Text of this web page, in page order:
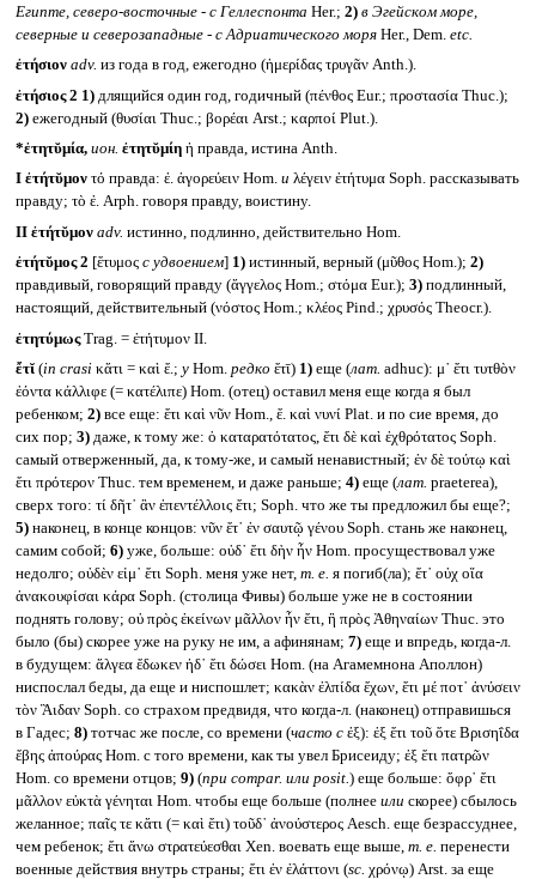
Египте, северо-восточные - с Геллеспонта Her.; 2) в Эгейском море,
северные и северозападные - с Адриатического моряHer., Dem. etc.
ἐτήσιον adv. из года в год, ежегодно (ἡμερίδας τρυγᾶν Anth.).
ἐτήσιος 2 1)длящийся один год, годичный (πένθος Eur.; προστασία Thuc.);
2)ежегодный (θυσίαι Thuc.; βορέαι Arst.; καρποί Plut.).
*ἐτητῠμία, ион. ἐτητῠμίη ἡ правда, истина Anth.
I ἐτήτῠμον τό правда: ἐ. ἀγορεύειν Hom. и λέγειν ἐτήτυμα Soph. рассказывать
правду; τὸ ἐ. Arph. говоря правду, воистину.
II ἐτήτῠμον adv. истинно, подлинно, действительно Hom.
ἐτήτῠμος 2 [ἔτυμος с удвоением] 1)истинный, верный (μῦθος Hom.); 2)
правдивый, говорящий правду (ἄγγελος Hom.; στόμα Eur.); 3)подлинный,
настоящий, действительный (νόστος Hom.; κλέος Pind.; χρυσός Theocr.).
ἐτητύμωςTrag. = ἐτήτυμον II.
ἔτῐ (in crasiκἄτι = καὶ ἔ.; уHom.редко ἔτῑ) 1)еще (лат. adhuc): μ᾽ ἔτι τυτθὸν
ἐόντα κάλλιφε (= κατέλιπε) Hom. (отец) оставил меня еще когда я был
ребенком; 2)все еще: ἔτι καὶ νῦν Hom., ἔ. καὶ νυνί Plat. и по сие время, до
сих пор; 3)даже, к тому же: ὁ καταρατότατος, ἔτι δὲ καὶ ἐχθρότατος Soph.
самый отверженный, да, к тому-же, и самый ненавистный; ἐν δὲ τούτῳ καὶ
ἔτι πρότερον Thuc. тем временем, и даже раньше; 4)еще (лат. praeterea),
сверх того: τί δῆτ᾽ ἂν ἐπεντέλλοις ἔτι; Soph. что же ты предложил бы еще?;
5)наконец, в конце концов: νῦν ἔτ᾽ ἐν σαυτῷ γένου Soph. стань же наконец,
самим собой; 6)уже, больше: οὐδ᾽ ἔτι δὴν ἦν Hom. просуществовал уже
недолго; οὐδὲν εἰμ᾽ ἔτι Soph. меня уже нет, т. е. я погиб(ла); ἔτ᾽ οὐχ οἵα
ἀνακουφίσαι κάρα Soph. (столица Фивы) больше уже не в состоянии
поднять голову; οὐ πρὸς ἐκείνων μᾶλλον ἦν ἔτι, ἢ πρὸς Ἀθηναίων Thuc. это
было (бы) скорее уже на руку не им, а афинянам; 7)еще и впредь, когда-л.
в будущем: ἄλγεα ἔδωκεν ἠδ᾽ ἔτι δώσει Hom. (на Агамемнона Аполлон)
ниспослал беды, да еще и ниспошлет; κακὰν ἐλπίδα ἔχων, ἔτι μέ ποτ᾽ ἀνύσειν
τὸν Ἃιδαν Soph. со страхом предвидя, что когда-л. (наконец) отправишься
в Гадес; 8)тотчас же после, со времени (часто сἐξ): ἐξ ἔτι τοῦ ὅτε Βρισηΐδα
ἔβης ἀπούρας Hom. с того времени, как ты увел Брисеиду; ἐξ ἔτι πατρῶν
Hom. со времени отцов; 9)(при compar. или posit.) еще больше: ὄφρ᾽ ἔτι
μᾶλλον εὐκτὰ γένηται Hom. чтобы еще больше (полнее или скорее) сбылось
желанное; παῖς τε κἄτι (= καὶ ἔτι) τοῦδ᾽ ἀνούστερος Aesch. еще безрассуднее,
чем ребенок; ἔτι ἄνω στρατεύεσθαι Xen. воевать еще выше, т. е. перенести
военные действия внутрь страны; ἔτι ἐν ἐλάττονι (sc. χρόνῳ) Arst. за еще